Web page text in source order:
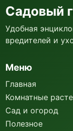
Садовый
Удобная
вредителей и
Меню
Главная
Комнатные
Сад и огород
Полезное